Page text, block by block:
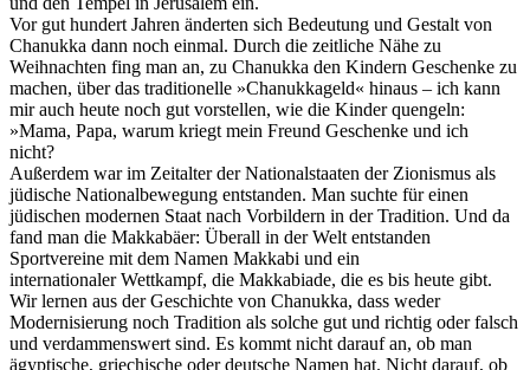
Vor gut hundert Jahren änderten sich Bedeutung und Gestalt von
Chanukka dann noch einmal. Durch die zeitliche Nähe zu
Weihnachten fing man an, zu Chanukka den Kindern Geschenke zu
machen, über das traditionelle »Chanukkageld« hinaus – ich kann
mir auch heute noch gut vorstellen, wie die Kinder quengeln:
»Mama, Papa, warum kriegt mein Freund Geschenke und ich
nicht?
Außerdem war im Zeitalter der Nationalstaaten der Zionismus als
jüdische Nationalbewegung entstanden. Man suchte für einen
jüdischen modernen Staat nach Vorbildern in der Tradition. Und da
fand man die Makkabäer: Überall in der Welt entstanden
Sportvereine mit dem Namen Makkabi und ein
internationaler Wettkampf, die Makkabiade, die es bis heute gibt.
Wir lernen aus der Geschichte von Chanukka, dass weder
Modernisierung noch Tradition als solche gut und richtig oder falsch
und verdammenswert sind. Es kommt nicht darauf an, ob man
ägyptische, griechische oder deutsche Namen hat. Nicht darauf, ob